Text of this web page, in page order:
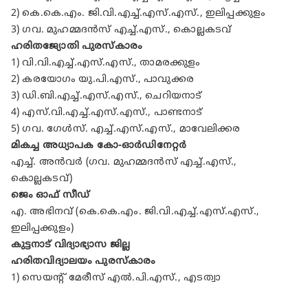
2) കെ.കെ.എം. ജി.വി.എച്ച്.എസ്.എസ്., ഇലിപ്പക്കുളം
3) ഗവ. മുഹമ്മദൻസ് എച്ച്.എസ്., കൊല്ലകടവ്
ഹരിതജ്യോതി പുരസ്കാരം
1) വി.വി.എച്ച്.എസ്.എസ്., താമരക്കുളം
2) കരയോഗം യു.പി.എസ്., പാവുക്കര
3) ഡി.ബി.എച്ച്.എസ്.എസ്., ചെറിയനാട്
4) എസ്.വി.എച്ച്.എസ്.എസ്., പാണ്ടനാട്
5) ഗവ. ഗേൾസ്. എച്ച്.എസ്.എസ്., മാവേലിക്കര
മികച്ച അധ്യാപക കോ-ഓർഡിനേറ്റർ
എച്ച്. അൻവർ (ഗവ. മുഹമ്മദൻസ് എച്ച്.എസ്.,
കൊല്ലകടവ്)
ജെം ഓഫ് സീഡ്
എ. അഭിനവ് (കെ.കെ.എം. ജി.വി.എച്ച്.എസ്.എസ്.,
ഇലിപ്പക്കുളം)
കുട്ടനാട് വിദ്യാഭ്യാസ ജില്ല
ഹരിതവിദ്യാലയം പുരസ്കാരം
1) സെയന്റ് മേരീസ് എൽ.പി.എസ്., എടത്വാ